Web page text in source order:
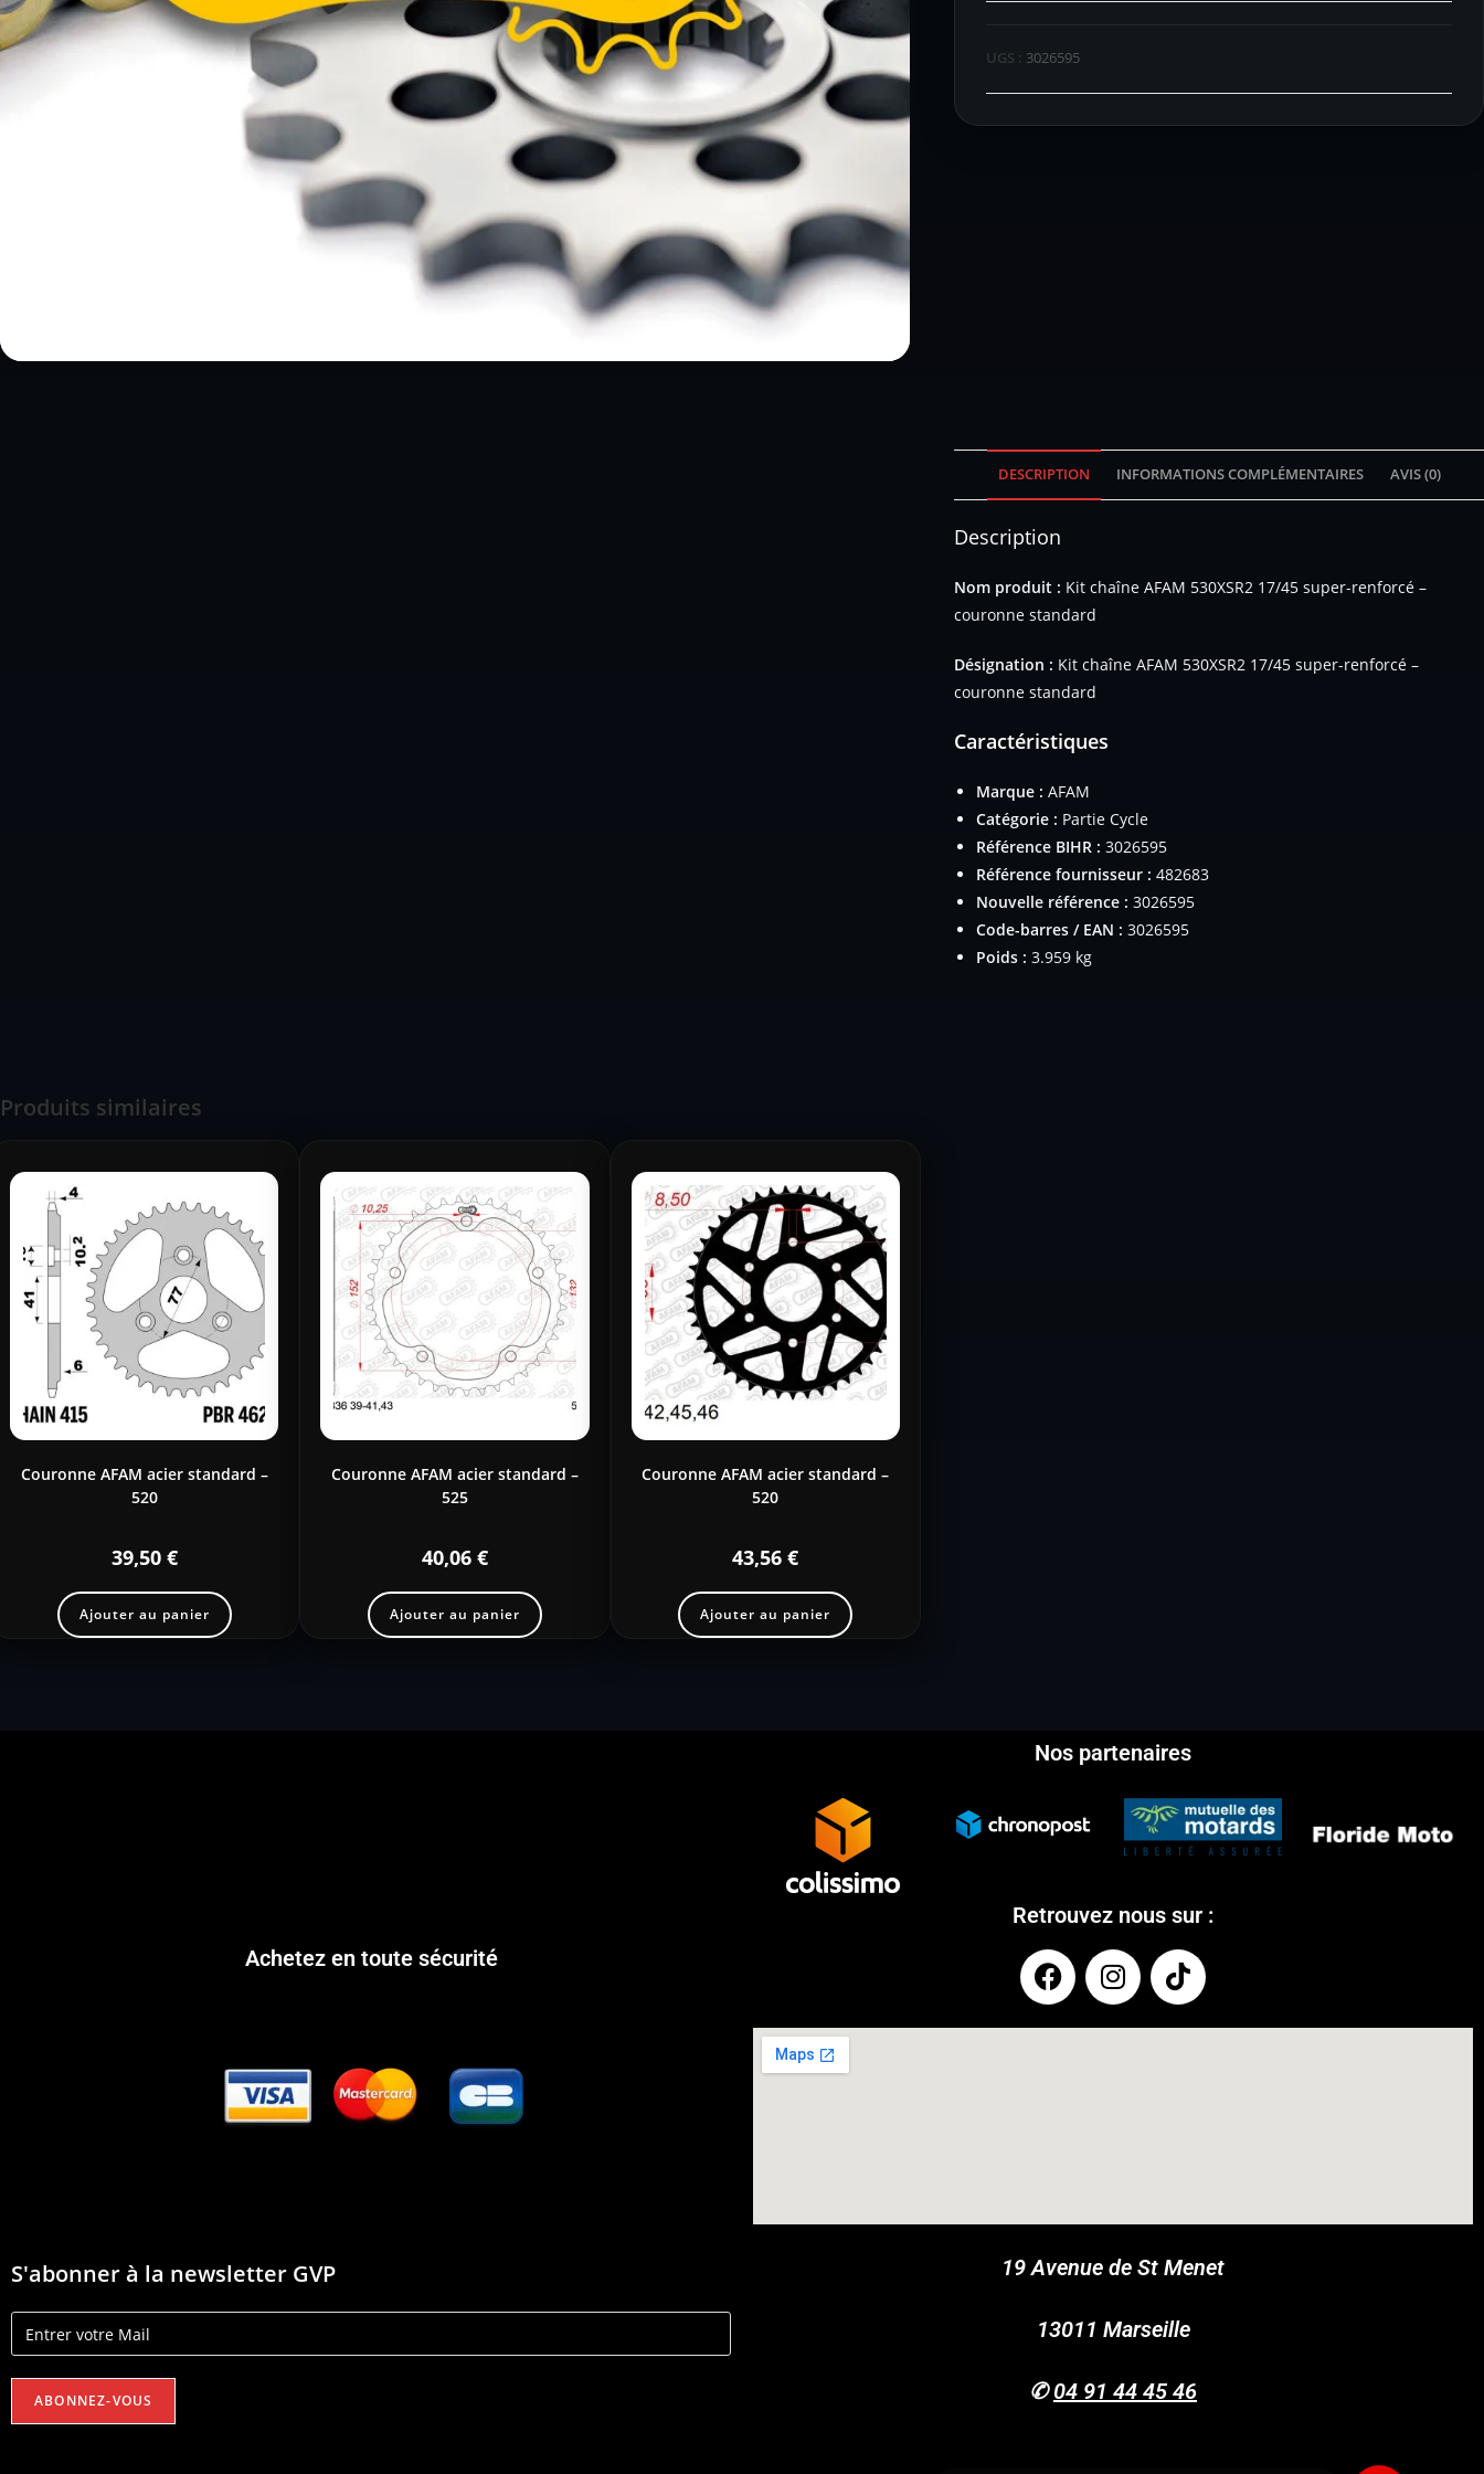
UGS : 3026595
DESCRIPTION INFORMATIONS COMPLÉMENTAIRES AVIS (0)
Description
Nom produit : Kit chaîne AFAM 530XSR2 17/45 super-renforcé –
couronne standard
Désignation : Kit chaîne AFAM 530XSR2 17/45 super-renforcé –
couronne standard
Caractéristiques
Marque : AFAM
Catégorie : Partie Cycle
Référence BIHR : 3026595
Référence fournisseur : 482683
Nouvelle référence : 3026595
Code-barres / EAN : 3026595
Poids : 3.959 kg
Produits similaires
Couronne AFAM acier standard –
520
39,50 €
Ajouter au panier
Couronne AFAM acier standard –
525
40,06 €
Ajouter au panier
Couronne AFAM acier standard –
520
43,56€
Ajouter au panier
Achetez en toute sécurité
S'abonner à la newsletter GVP
Nos partenaires
Retrouvez nous sur :
19 Avenue de St Menet
13011 Marseille
✆04 91 44 45 46